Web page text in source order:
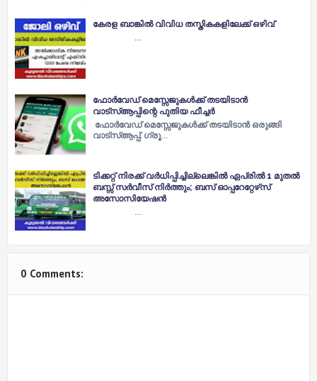
കേരള ബാങ്കില്‍ വിവിധ തസ്തികകളിലേക്ക് ഒഴിവ്
…
ഫോര്‍വേഡ് മെസ്സേജുകള്‍ക്ക് തടയിടാന്‍
വാ‌ട്സ്‌ആപ്പിന്റെ പുതിയ ഫീച്ചര്‍
ഫോര്‍വേഡ് മെസ്സേജുകള്‍ക്ക് തടയിടാന്‍ ഒരുങ്ങി
വാ‌ട്സ്‌ആപ്പ്. ഗ്രൂ…
ടിക്കറ്റ് നിരക്ക് വര്‍ധിപ്പിച്ചില്ലെങ്കില്‍ ഏപ്രില്‍ 1 മുതല്‍
ബസ്സ് സര്‍വീസ് നിര്‍ത്തും; ബസ് ഓപ്പറേറ്റേഴ്‌സ്
അസോസിയേഷന്‍
…
0 Comments: